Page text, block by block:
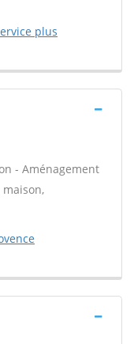
plus
- Aménagement
maison,